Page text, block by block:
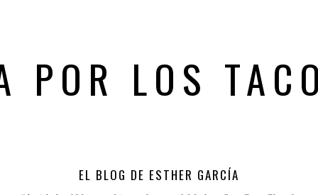
POR LOS
EL BLOG DE ESTHER GARCÍA